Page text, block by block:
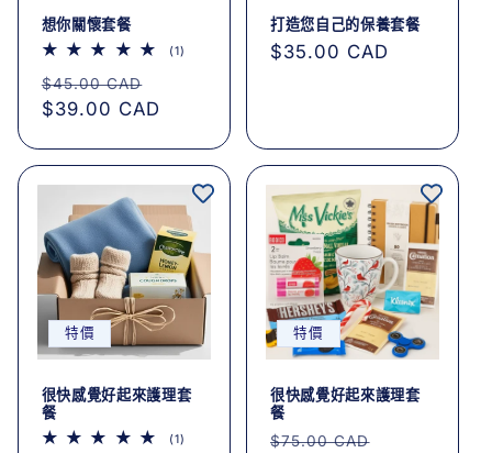
想你關懷套餐
(1)
定
價
$45.00 CAD
價
$39.00 CAD
打造您自己的保養套餐
定
$35.00 CAD
特價
很快感覺好起來護理套
餐
(1)
特價
很快感覺好起來護理套
餐
定
$75.00 CAD